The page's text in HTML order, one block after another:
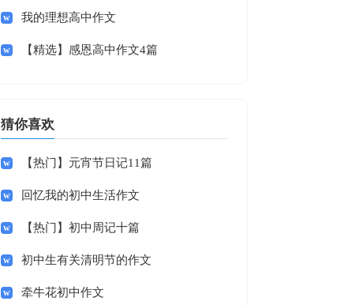
我的理想高中作文
【精选】感恩高中作文4篇
猜你喜欢
【热门】元宵节日记11篇
回忆我的初中生活作文
【热门】初中周记十篇
初中生有关清明节的作文
牵牛花初中作文